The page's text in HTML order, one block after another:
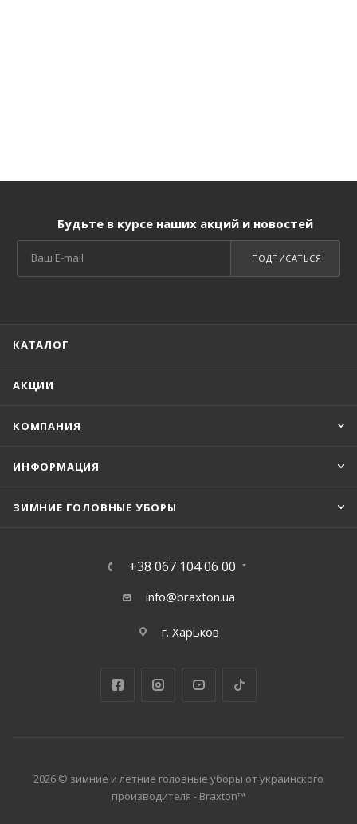
Будьте в курсе наших акций и новостей
ПОДПИСАТЬСЯ
КАТАЛОГ
АКЦИИ
КОМПАНИЯ
ИНФОРМАЦИЯ
ЗИМНИЕ ГОЛОВНЫЕ УБОРЫ
+38 067 104 06 00
info@braxton.ua
г. Харьков
2026 © зимние и летние головные уборы от украинского
производителя - Braxton™